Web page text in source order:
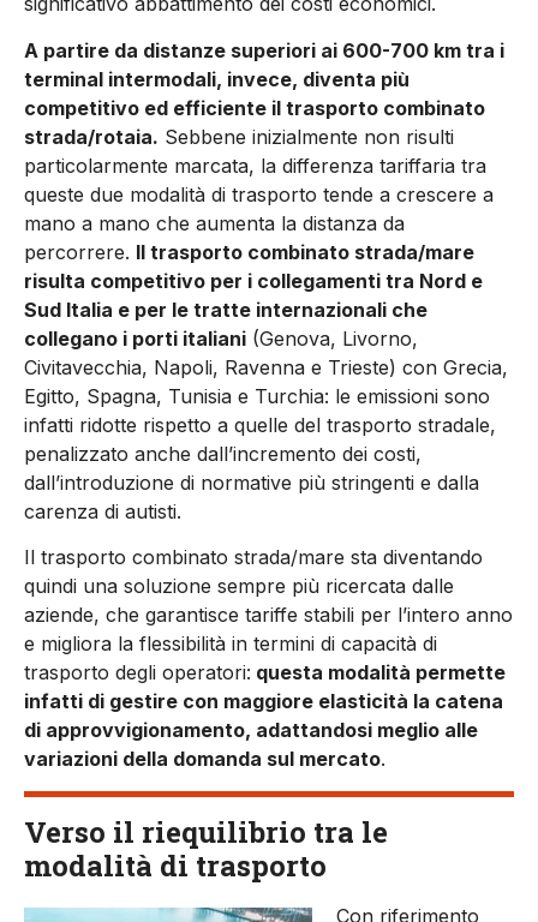
A partire da distanze superiori ai 600-700 km tra i
terminal intermodali, invece, diventa più
competitivo ed efficiente il trasporto combinato
strada/rotaia. Sebbene inizialmente non risulti
particolarmente marcata, la differenza tariffaria tra
queste due modalità di trasporto tende a crescere a
mano a mano che aumenta la distanza da
percorrere. Il trasporto combinato strada/mare
risulta competitivo per i collegamenti tra Nord e
Sud Italia e per le tratte internazionali che
collegano i porti italiani (Genova, Livorno,
Civitavecchia, Napoli, Ravenna e Trieste) con Grecia,
Egitto, Spagna, Tunisia e Turchia: le emissioni sono
infatti ridotte rispetto a quelle del trasporto stradale,
penalizzato anche dall’incremento dei costi,
dall’introduzione di normative più stringenti e dalla
carenza di autisti.
Il trasporto combinato strada/mare sta diventando
quindi una soluzione sempre più ricercata dalle
aziende, che garantisce tariffe stabili per l’intero anno
e migliora la flessibilità in termini di capacità di
trasporto degli operatori: questa modalità permette
infatti di gestire con maggiore elasticità la catena
di approvvigionamento, adattandosi meglio alle
variazioni della domanda sul mercato.
Verso il riequilibrio tra le
modalità di trasporto
Con riferimento